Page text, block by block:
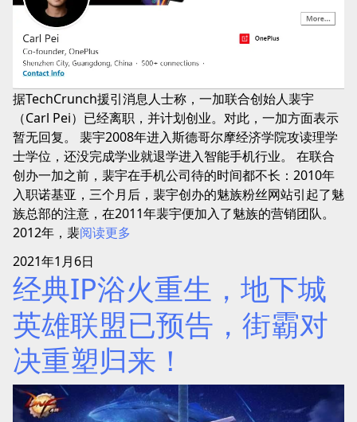
据TechCrunch援引消息人士称，一加联合创始人裴宇
（Carl Pei）已经离职，并计划创业。对此，一加方面表示
暂无回复。 裴宇2008年进入斯德哥尔摩经济学院攻读理学
士学位，还没完成学业就退学进入智能手机行业。 在联合
创办一加之前，裴宇在手机公司待的时间都不长：2010年
入职诺基亚，三个月后，裴宇创办的魅族粉丝网站引起了魅
族总部的注意，在2011年裴宇便加入了魅族的营销团队。
2012年，裴阅读更多
2021年1月6日
经典IP浴火重生，地下城
英雄联盟已预告，街霸对
决重塑归来！